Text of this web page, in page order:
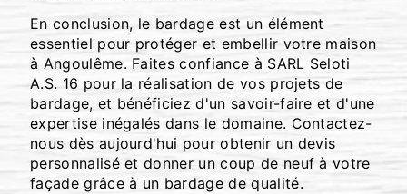
En conclusion, le bardage est un élément
essentiel pour protéger et embellir votre maison
à Angoulême. Faites confiance à SARL Seloti
A.S. 16 pour la réalisation de vos projets de
bardage, et bénéficiez d'un savoir-faire et d'une
expertise inégalés dans le domaine. Contactez-
nous dès aujourd'hui pour obtenir un devis
personnalisé et donner un coup de neuf à votre
façade grâce à un bardage de qualité.